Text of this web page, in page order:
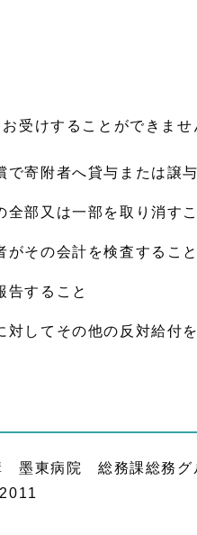
受けすることができませ
寄附者へ貸与または譲与
部又は一部を取り消す
その会計を検査すること
告すること
してその他の反対給付
墨東病院 総務課総務